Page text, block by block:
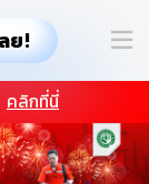
ย!
คลิกที่นี่